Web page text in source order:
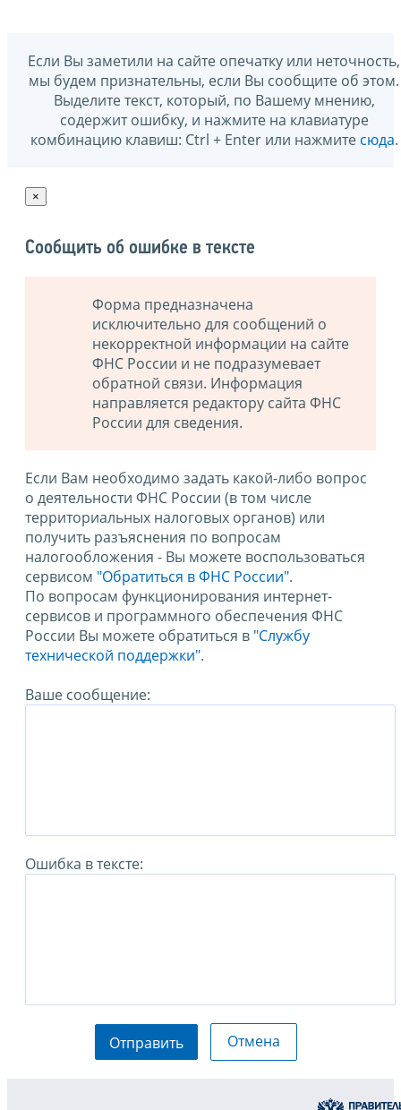
Если Вы заметили на сайте опечатку или неточность,
мы будем признательны, если Вы сообщите об этом.
Выделите текст, который, по Вашему мнению,
содержит ошибку, и нажмите на клавиатуре
комбинацию клавиш: Ctrl + Enter или нажмите сюда.
×
Сообщить об ошибке в тексте
Форма предназначена
исключительно для сообщений о
некорректной информации на сайте
ФНС России и не подразумевает
обратной связи. Информация
направляется редактору сайта ФНС
России для сведения.
Если Вам необходимо задать какой-либо вопрос
о деятельности ФНС России (в том числе
территориальных налоговых органов) или
получить разъяснения по вопросам
налогообложения - Вы можете воспользоваться
сервисом "Обратиться в ФНС России".
По вопросам функционирования интернет-
сервисов и программного обеспечения ФНС
России Вы можете обратиться в "Службу
технической поддержки".
Ваше сообщение:
Ошибка в тексте:
Отправить Отмена